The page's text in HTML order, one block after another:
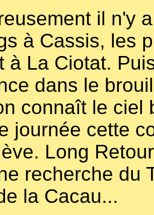
il n'y
à Cassis, les
à La Ciotat.
dans le
connaît le ciel
journée cette
Long
recherche du
la Cacau...